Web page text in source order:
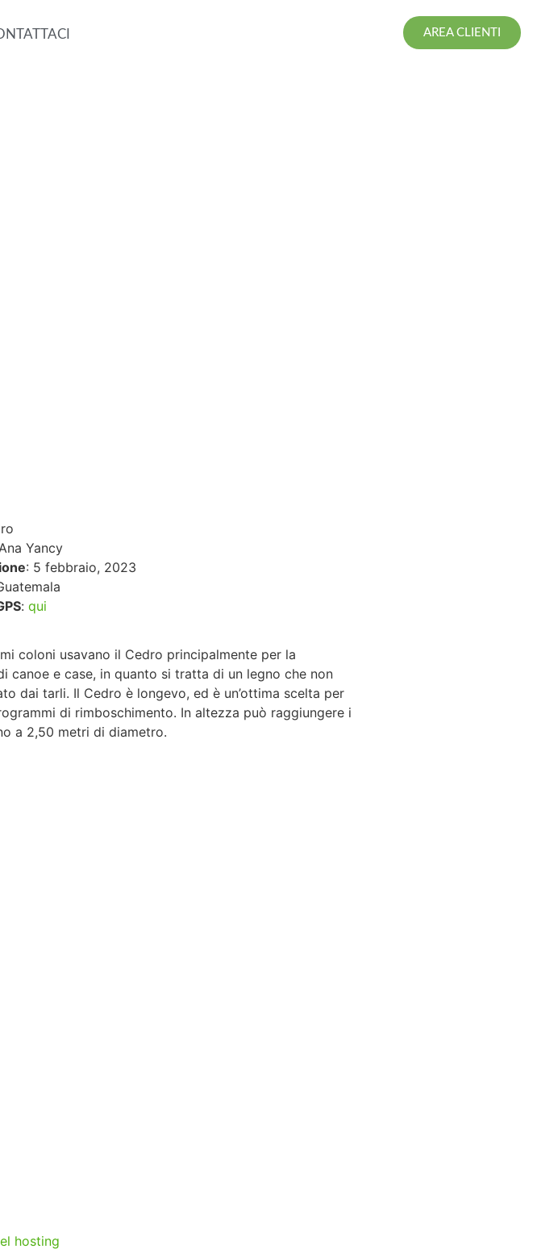
AREA CLIENTI
Yancy
: 5 febbraio, 2023
: qui
coloni usavano il Cedro principalmente per la
canoe e case, in quanto si tratta di un legno che non
dai tarli. Il Cedro è longevo, ed è un’ottima scelta per
di rimboschimento. In altezza può raggiungere i
a 2,50 metri di diametro.